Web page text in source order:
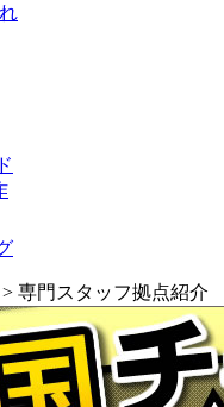
> 専門スタッフ拠点紹介